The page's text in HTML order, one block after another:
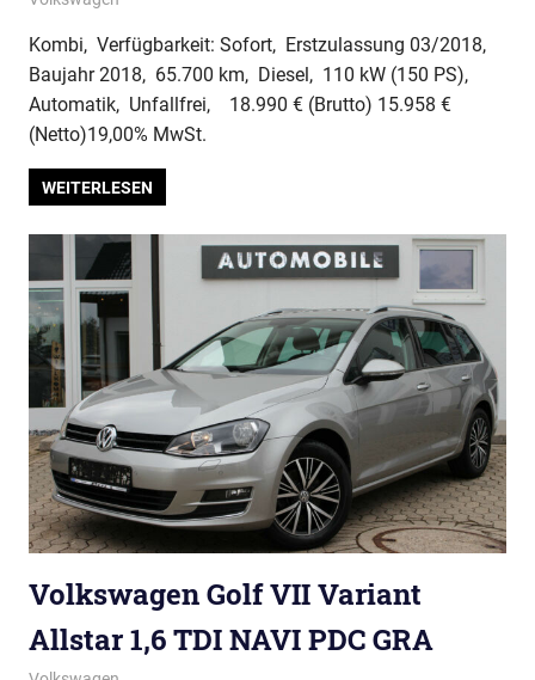
Kombi, Verfügbarkeit: Sofort, Erstzulassung 03/2018,
Baujahr 2018, 65.700 km, Diesel, 110 kW (150 PS),
Automatik, Unfallfrei, 18.990 € (Brutto) 15.958 €
(Netto)19,00% MwSt.
WEITERLESEN
Volkswagen Golf VII Variant
Allstar 1,6 TDI NAVI PDC GRA